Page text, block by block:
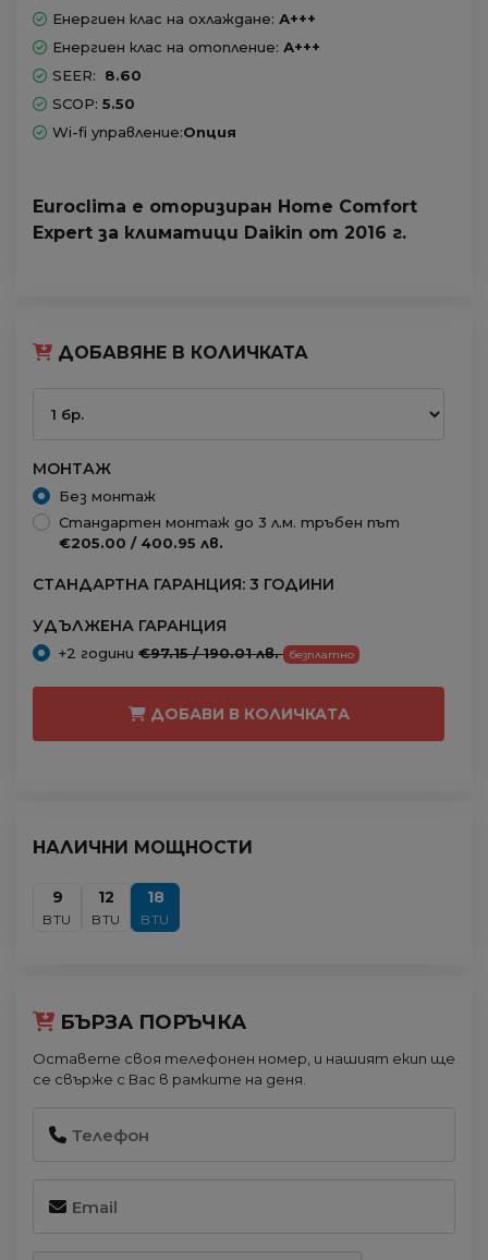
Енергиен клас на охлаждане: А+++
Енергиен клас на отопление: А+++
SEER: 8.60
SCOP: 5.50
Wi-fi управление:Опция
Euroclima е оторизиран Home Comfort
Expert за климатици Daikin от 2016 г.
ДОБАВЯНЕ В КОЛИЧКАТА
МОНТАЖ
Без монтаж
Стандартен монтаж до 3 л.м. тръбен път
€205.00 / 400.95 лв.
СТАНДАРТНА ГАРАНЦИЯ: 3 ГОДИНИ
УДЪЛЖЕНА ГАРАНЦИЯ
+2 години €97.15 / 190.01 лв. безплатно
ДОБАВИ В КОЛИЧКАТА
НАЛИЧНИ МОЩНОСТИ
9
BTU
12
BTU
18
BTU
БЪРЗА ПОРЪЧКА
Оставете своя телефонен номер, и нашият екип ще
се свърже с Вас в рамките на деня.